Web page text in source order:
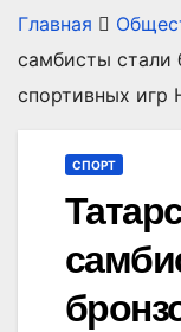
Главная
самбисты стали
спортивных игр
СПОРТ